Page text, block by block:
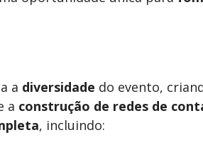
a diversidade do evento,
a construção de redes de
, incluindo: